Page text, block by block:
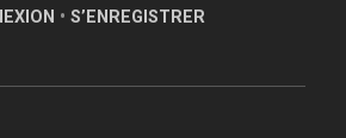
• S’ENREGISTRER